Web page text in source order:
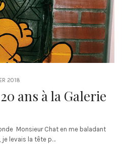
2018
ans à la Galerie
Monsieur Chat en me baladant
je levais la tête p…